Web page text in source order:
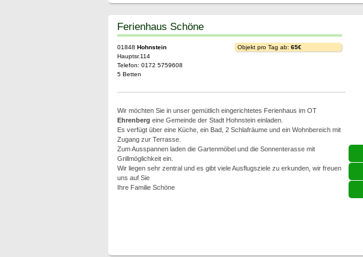
Ferienhaus Schöne
01848 Hohnstein
Hauptsr.114
Telefon: 0172 5759608
5 Betten
Objekt pro Tag ab: 65€
Wir möchten Sie in unser gemütlich eingerichtetes Ferienhaus im OT
Ehrenberg eine Gemeinde der Stadt Hohnstein einladen.
Es verfügt über eine Küche, ein Bad, 2 Schlafräume und ein Wohnbereich mit
Zugang zur Terrasse.
Zum Ausspannen laden die Gartenmöbel und die Sonnenterasse mit
Grillmöglichkeit ein.
Wir liegen sehr zentral und es gibt viele Ausflugsziele zu erkunden, wir freuen
uns auf Sie
Ihre Familie Schöne